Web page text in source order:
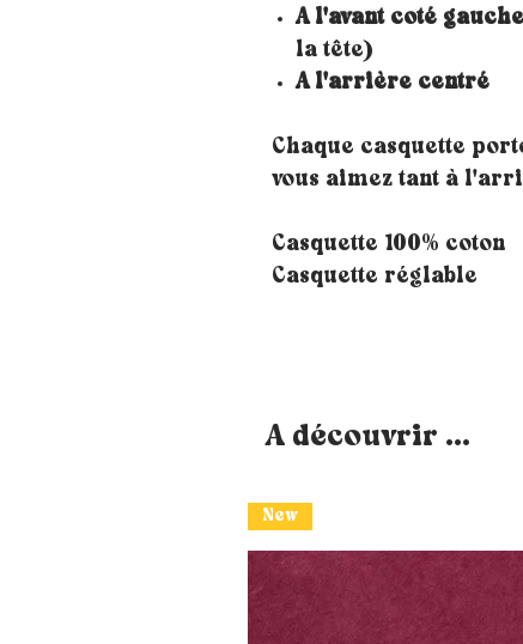
A l'avant coté gauche
la tête)
A l'arrière centré
Chaque casquette
vous aimez tant à
Casquette 100% coton
Casquette réglable
A découvrir ...
New